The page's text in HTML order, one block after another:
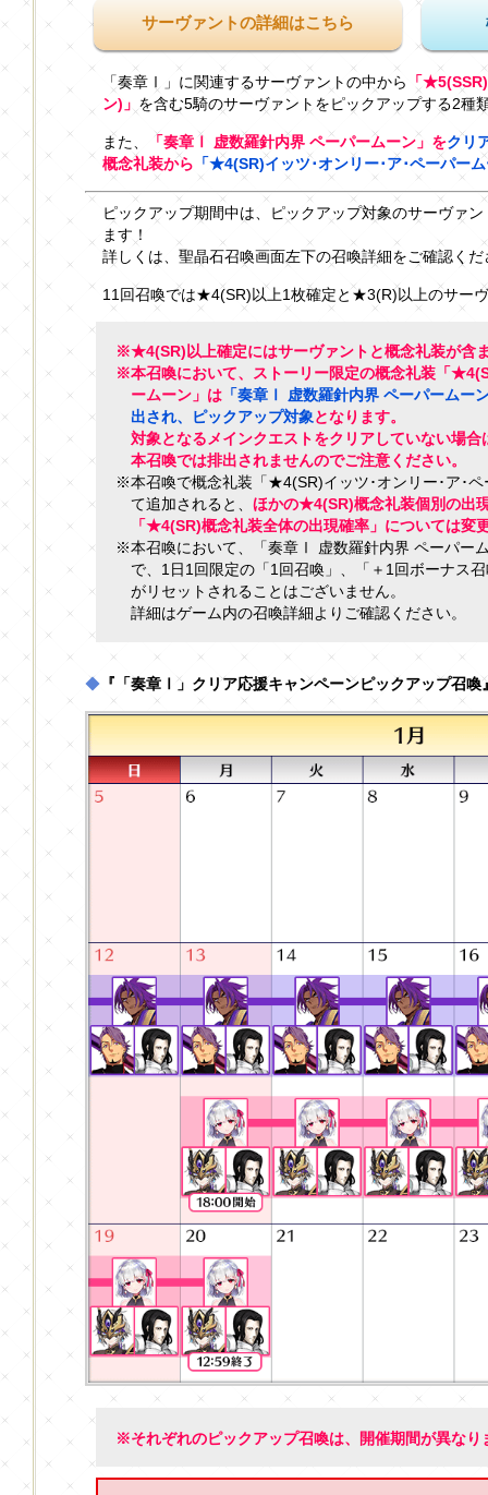
サーヴァントの詳細はこちら
「奏章Ⅰ」に関連するサーヴァントの中から
「
ン)」 を含む5騎のサーヴァントをピックアップする2種
また、 「奏章Ⅰ 虚数羅針内界 ペーパームーン」をクリ
概念礼装から 「★4(SR)イッツ･オンリー･ア･ペーパー
ピックアップ期間中は、ピックアップ対象のサーヴァ
ます！
詳しくは、聖晶石召喚画面左下の召喚詳細をご確認くだ
11回召喚では★4(SR)以上1枚確定と★3(R)以上のサー
※★4(SR)以上確定にはサーヴァントと概念礼装が含
※本召喚において、ストーリー限定の概念礼装「
ームーン」は「奏章Ⅰ 虚数羅針内界 ペーパームー
出され、ピックアップ対象となります。
対象となるメインクエストをクリアしていない場
本召喚では排出されませんのでご注意ください。
※本召喚で概念礼装「★4(SR)イッツ･オンリー･ア･ペ
て追加されると、 ほかの★4(SR)概念礼装個別の出
「★4(SR)概念礼装全体の出現確率」については変
※本召喚において、「奏章Ⅰ 虚数羅針内界 ペーパー
で、1日1回限定の「1回召喚」、「＋1回ボーナス
がリセットされることはございません。
詳細はゲーム内の召喚詳細よりご確認ください。
◆ 『「奏章Ⅰ」クリア応援キャンペーンピックアップ召喚
※それぞれのピックアップ召喚は、開催期間が異なり